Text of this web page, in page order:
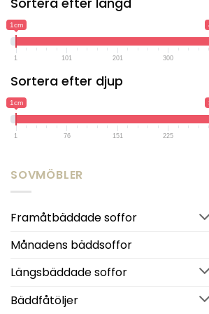
1cm
1 101 201 300
Sortera efter djup
1cm
1 76 151 225
SOVMÖBLER
Framåtbäddade soffor
Månadens bäddsoffor
Längsbäddade soffor
Bäddfåtöljer